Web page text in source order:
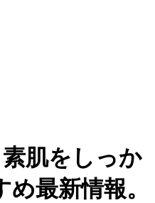
肌をしっか
最新情報。